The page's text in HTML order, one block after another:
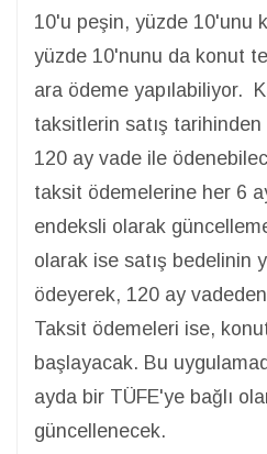
10'u peşin, yüzde 10'unu
yüzde 10'nunu da konut
ara ödeme yapılabiliyor.
taksitlerin satış tarihinden
120 ay vade ile
taksit ödemelerine her 6
endeksli olarak
olarak ise satış bedelinin
ödeyerek, 120 ay
Taksit ödemeleri ise,
başlayacak. Bu
ayda bir TÜFE'ye bağlı
güncellenecek.